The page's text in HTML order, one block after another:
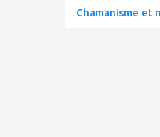
Chamanisme et